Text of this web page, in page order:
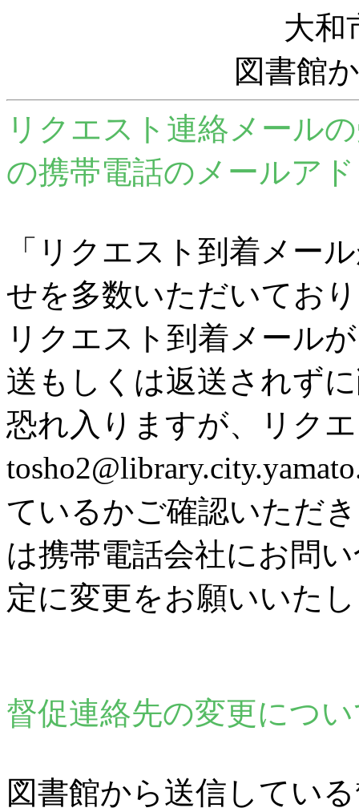
大和
図書館
リクエスト連絡メール
の携帯電話のメールア
「リクエスト到着メー
せを多数いただいてお
リクエスト到着メール
送もしくは返送されず
恐れ入りますが、リク
ているかご確認いただ
は携帯電話会社にお問
定に変更をお願いいた
督促連絡先の変更につ
図書館から送信してい